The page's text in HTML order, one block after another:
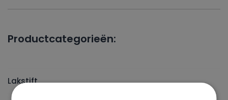
Productcategorieën:
Lakstift